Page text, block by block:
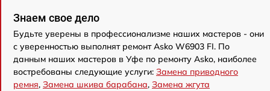
Знаем свое дело
Будьте уверены в профессионализме наших мастеров - они
с уверенностью выполнят ремонт Asko W6903 FI. По
данным наших мастеров в Уфе по ремонту Asko, наиболее
востребованы следующие услуги: Замена приводного
ремня, Замена шкива барабана, Замена жгута